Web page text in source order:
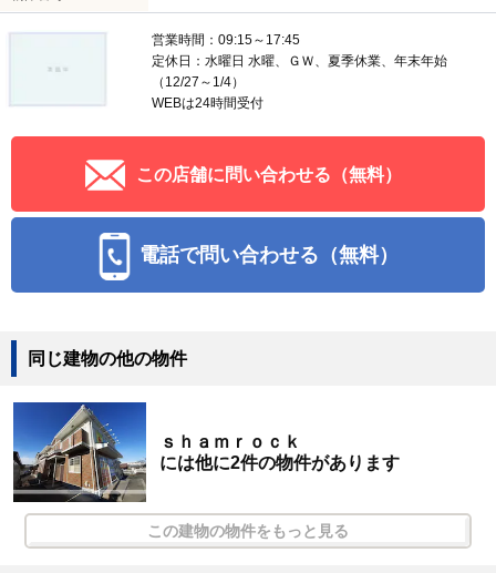
営業時間：09:15～17:45
定休日：水曜日 水曜、ＧＷ、夏季休業、年末年始
（12/27～1/4）
WEBは24時間受付
この店舗に問い合わせる（無料）
電話で問い合わせる（無料）
同じ建物の他の物件
ｓｈａｍｒｏｃｋ
には他に2件の物件があります
この建物の物件をもっと見る